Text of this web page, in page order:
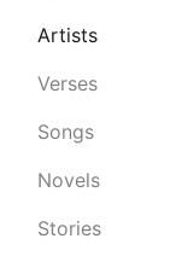
Artists
Verses
Songs
Novels
Stories